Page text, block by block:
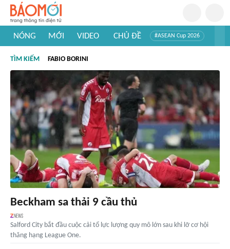
NÓNG MỚI VIDEO CHỦ ĐỀ #ASEAN Cup 2026
#Khám phá thế giới
TÌM KIẾM FABIO BORINI
Beckham sa thải 9 cầu thủ
Salford City bắt đầu cuộc cải tổ lực lượng quy mô lớn sau khi lỡ cơ hội
thăng hạng League One.